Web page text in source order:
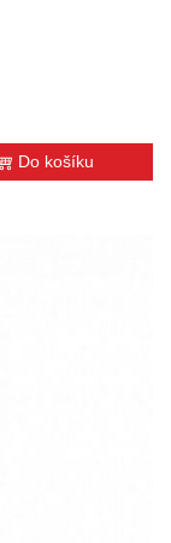
Do košíku